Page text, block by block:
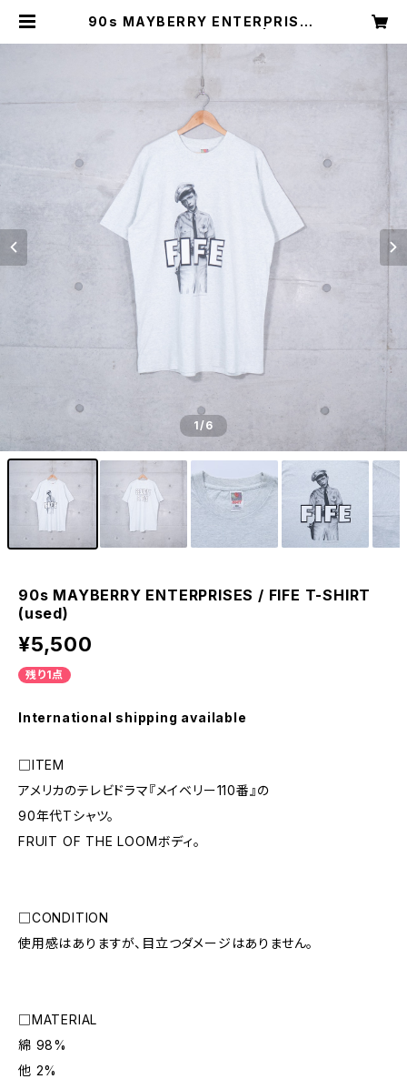
90s MAYBERRY ENTERPRISES
online
1/6
90s MAYBERRY ENTERPRISES / FIFE T-SHIRT
(used)
¥5,500
残り1点
International shipping available
□ITEM
アメリカのテレビドラマ『メイベリー110番』の
90年代Tシャツ。
FRUIT OF THE LOOMボディ。
□CONDITION
使用感はありますが、目立つダメージはありません。
□MATERIAL
綿 98%
他 2%